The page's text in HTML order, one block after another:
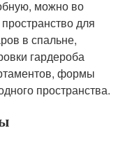
можно во
для
в спальне,
гардероба
формы
пространства.